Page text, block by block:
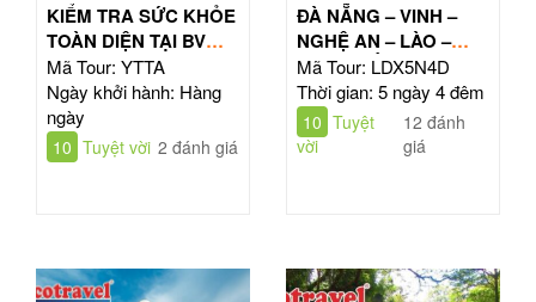
KIỂM TRA SỨC KHỎE
TOÀN DIỆN TẠI BV
TÂM ANH HỒ CHÍ
MINH
Mã Tour: YTTA
Ngày khởi hành: Hàng
ngày
10 Tuyệt vời 2 đánh giá
ĐÀ NẴNG – VINH –
NGHỆ AN – LÀO –
ĐÔNG BẮC THÁI LAN
| TOUR 5N4Đ
Mã Tour: LDX5N4D
Thời gian: 5 ngày 4 đêm
10 Tuyệt
vời
12 đánh
giá